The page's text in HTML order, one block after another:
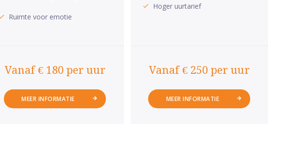
Ruimte voor emotie
Vanaf € 180 per uur
MEER INFORMATIE
Hoger uurtarief
Vanaf € 250 per uur
MEER INFORMATIE